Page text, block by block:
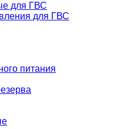
для ГВС
для ГВС
питания